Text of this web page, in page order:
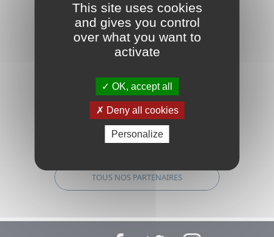
TOUS NOS PARTENAIRES
This site uses cookies
and gives you control
over what you want to
activate
OK, accept all
Deny all cookies
Personalize